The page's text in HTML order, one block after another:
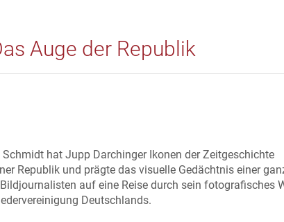
Auge der Republik
hat Jupp Darchinger Ikonen der Zeitgeschichte
Republik und prägte das visuelle Gedächtnis einer
auf eine Reise durch sein fotografisches
Deutschlands.